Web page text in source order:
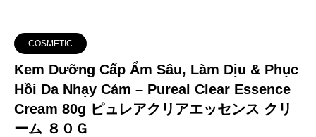
COSMETIC
Kem Dưỡng Cấp Ẩm Sâu, Làm Dịu & Phục
Hồi Da Nhạy Cảm – Pureal Clear Essence
Cream 80g ピュレアクリアエッセンス クリ
ーム ８０Ｇ